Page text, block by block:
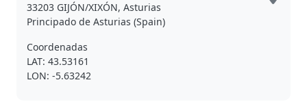
33203 GIJÓN/XIXÓN, Asturias
Principado de Asturias (Spain)
Coordenadas
LAT: 43.53161
LON: -5.63242